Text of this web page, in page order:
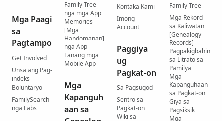
Mga Paagi
sa
Pagtampo
Get Involved
Unsa ang Pag-
indeks
Boluntaryo
FamilySearch
nga Labs
Family Tree
nga mga App
Memories
[Mga
Handomanan]
nga App
Tanang mga
Mobile App
Mga
Kapanguh
aan sa
Kontaka Kami
Imong
Account
Paggiya
ug
Pagkat-on
Sa Pagsugod
Sentro sa
Pagkat-on
Wiki sa
Family Tree
Mga Rekord
sa Kaliwatan
[Genealogy
Records]
Pagpakigbahin
sa Litrato sa
Pamilya
Mga
Kapanguhaan
sa Pagkat-on
Giya sa
Pagsiksik
Mga